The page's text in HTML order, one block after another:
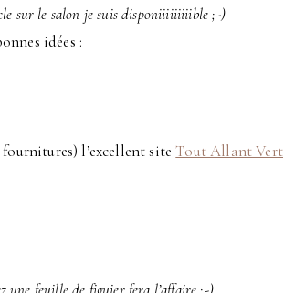
sur le salon je suis disponiiiiiiiiible ;-)
idées :
l’excellent siteTout Allant Vert